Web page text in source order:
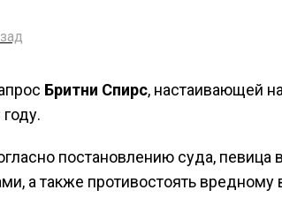
Бритни Спирс, настаивающей
постановлению суда,
а также противостоять вредному